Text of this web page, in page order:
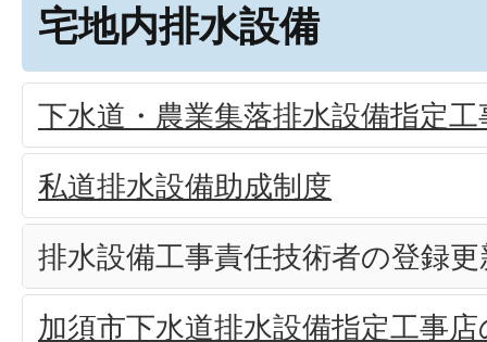
宅地内排水設備
下水道・農業集落排水設備指定工
私道排水設備助成制度
排水設備工事責任技術者の登録
加須市下水道排水設備指定工事